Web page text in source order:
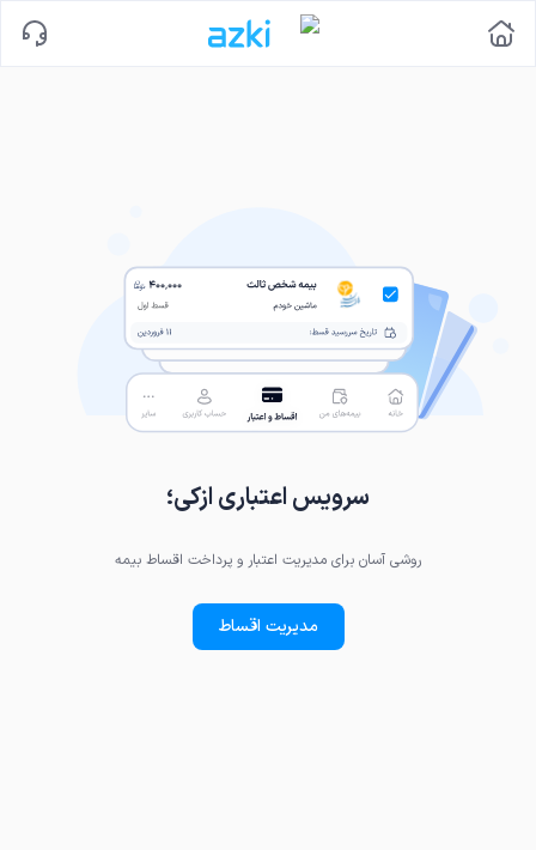
سرویس اعتباری ازکی؛
روشی آسان برای مدیریت اعتبار و پرداخت اقساط بیمه
مدیریت اقساط